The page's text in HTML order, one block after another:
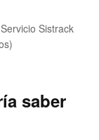
Sistrack
saber